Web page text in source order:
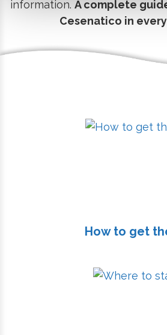
information. A complete
Cesenatico in
How to get